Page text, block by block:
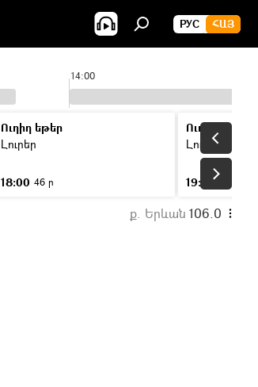
РУС ՀԱՅ
14:00
Ուղիղ եթեր
Լուրեր
18:00 46 ր
Ուղիղ եթեր
Լուրեր
19:00
ք. Երևան 106.0